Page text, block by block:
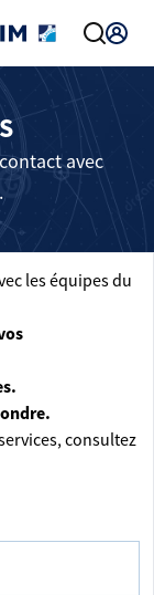
avec
les équipes du
consultez